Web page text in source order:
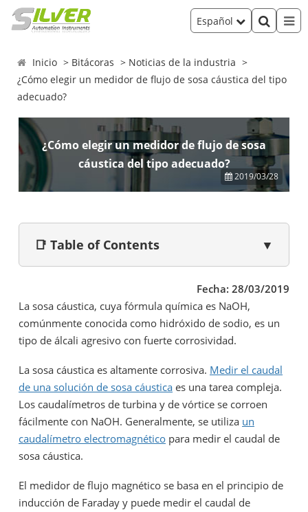
Español
Inicio Bitácoras
Noticias de la industria
¿Cómo elegir un medidor de flujo de sosa cáustica del tipo
adecuado?
¿Cómo elegir un medidor de flujo de sosa
cáustica del tipo adecuado?
2019/03/28
📑 Table of Contents ▼
Fecha: 28/03/2019
La sosa cáustica, cuya fórmula química es NaOH,
comúnmente conocida como hidróxido de sodio, es un
tipo de álcali agresivo con fuerte corrosividad.
La sosa cáustica es altamente corrosiva. Medir el caudal
de una solución de sosa cáustica es una tarea compleja.
Los caudalímetros de turbina y de vórtice se corroen
fácilmente con NaOH. Generalmente, se utiliza un
caudalímetro electromagnético para medir el caudal de
sosa cáustica.
El medidor de flujo magnético se basa en el principio de
inducción de Faraday y puede medir el caudal de